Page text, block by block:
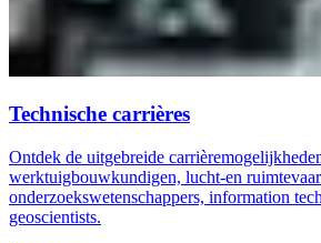
Technische carrières
Ontdek de uitgebreide
werktuigbouwkundigen, lucht-en
onderzoekswetenschappers, information
geoscientists.